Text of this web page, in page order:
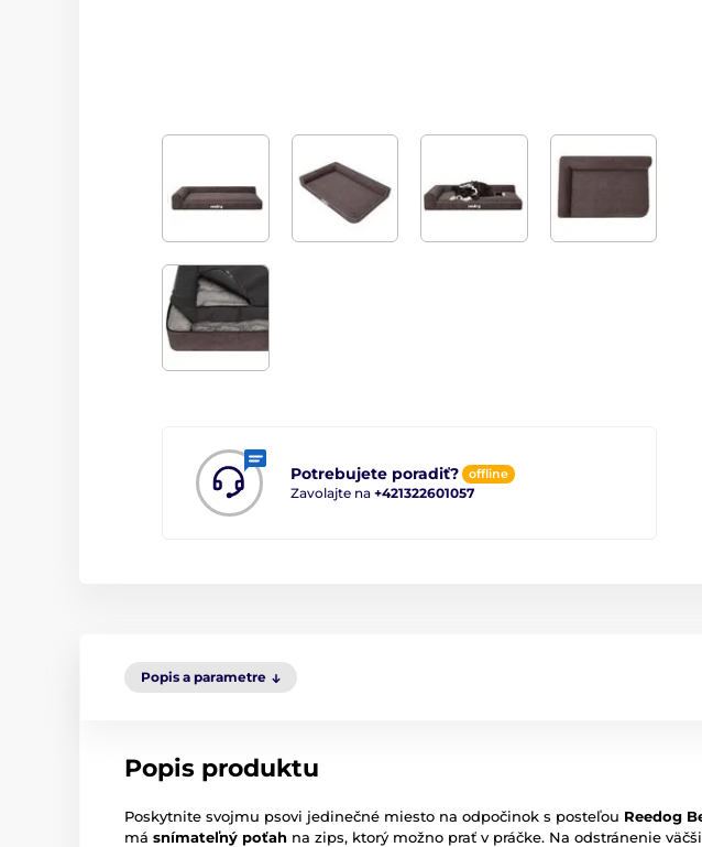
Potrebujete poradiť? offline
Zavolajte na +421322601057
Popis a parametre
Popis produktu
Poskytnite svojmu psovi jedinečné miesto na odpočinok s posteľou Reedog
má snímateľný poťah na zips, ktorý možno prať v práčke. Na odstránenie